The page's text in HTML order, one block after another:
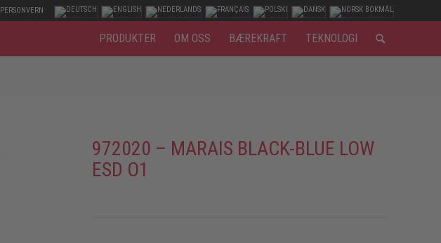
PERSONVERN
PRODUKTER OM OSS BÆREKRAFT TEKNOLOGI
972020 – MARAIS BLACK-BLUE LOW
ESD O1